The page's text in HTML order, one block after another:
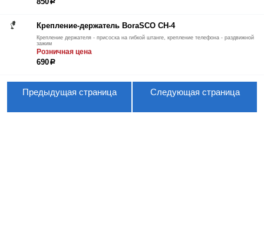
850р
Крепление-держатель BoraSCO CH-4
Крепление держателя - присоска на гибкой штанге, крепление телефона - раздвижной
зажим
Розничная цена
690р
Предыдущая страница Следующая страница